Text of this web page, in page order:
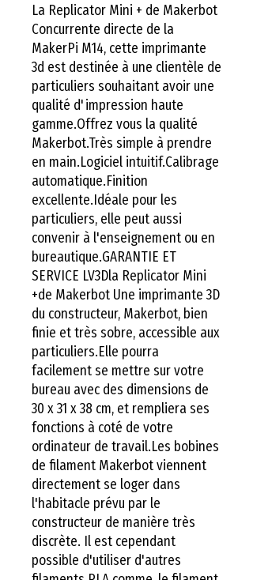
La Replicator Mini + de Makerbot
Concurrente directe de la
MakerPi M14, cette imprimante
3d est destinée à une clientèle de
particuliers souhaitant avoir une
qualité d'impression haute
gamme.Offrez vous la qualité
Makerbot.Très simple à prendre
en main.Logiciel intuitif.Calibrage
automatique.Finition
excellente.Idéale pour les
particuliers, elle peut aussi
convenir à l'enseignement ou en
bureautique.GARANTIE ET
SERVICE LV3Dla Replicator Mini
+de Makerbot Une imprimante 3D
du constructeur, Makerbot, bien
finie et très sobre, accessible aux
particuliers.Elle pourra
facilement se mettre sur votre
bureau avec des dimensions de
30 x 31 x 38 cm, et rempliera ses
fonctions à coté de votre
ordinateur de travail.Les bobines
de filament Makerbot viennent
directement se loger dans
l'habitacle prévu par le
constructeur de manière très
discrète. Il est cependant
possible d'utiliser d'autres